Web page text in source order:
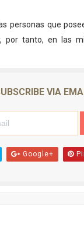
personas que
por tanto, en las
VIA
Google+